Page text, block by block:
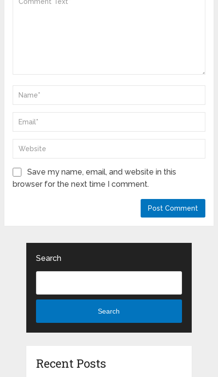
Save my name, email, and website in this
browser for the next time I comment.
Search
Search
Recent Posts